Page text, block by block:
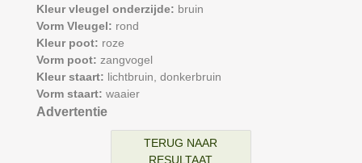
Kleur vleugel onderzijde: bruin
Vorm Vleugel: rond
Kleur poot: roze
Vorm poot: zangvogel
Kleur staart: lichtbruin, donkerbruin
Vorm staart: waaier
Advertentie
TERUG NAAR
RESULTAAT